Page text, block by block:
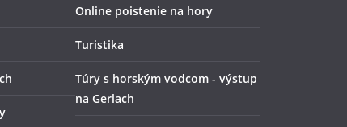
Online poistenie na hory
Turistika
Túry s horským vodcom - výstup
na Gerlach